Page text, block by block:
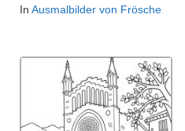
In Ausmalbilder von Frösche